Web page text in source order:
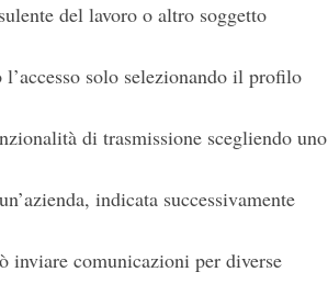
del lavoro o altro soggetto
solo selezionando il profilo
di trasmissione scegliendo uno
indicata successivamente
inviare comunicazioni per diverse